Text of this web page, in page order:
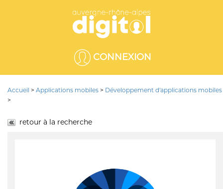
CONNEXION
Accueil > Applications mobiles > Développement d'applications mobiles
>
retour à la recherche